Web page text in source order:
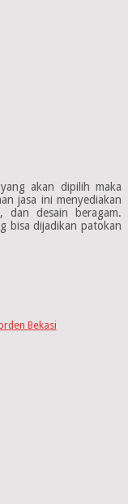
akan dipilih maka
jasa ini menyediakan
dan desain beragam.
bisa dijadikan patokan
Bekasi